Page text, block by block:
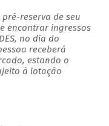
reserva de seu
encontrar ingressos
no dia do
receberá
estando o
à lotação